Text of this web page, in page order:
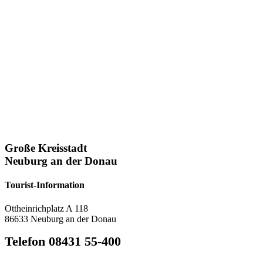
Große Kreisstadt
Neuburg an der Donau
Tourist-Information
Ottheinrichplatz A 118
86633 Neuburg an der Donau
Telefon 08431 55-400